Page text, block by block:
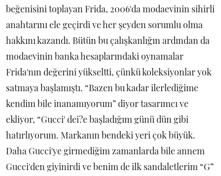
beğenisini toplayan Frida, 2006'da modaevinin sihirli
anahtarını ele geçirdi ve her şeyden sorumlu olma
hakkını kazandı. Bütün bu çalışkanlığın ardından da
modaevinin banka hesaplarındaki oynamalar
Frida'nın değerini yükseltti, çünkü koleksiyonlar yok
satmaya başlamıştı. “Bazen bu kadar ilerlediğime
kendim bile inanamıyorum” diyor tasarımcı ve
ekliyor, “Gucci' dei?e başladığım günü dün gibi
hatırlıyorum. Markanın bendeki yeri çok büyük.
Daha Gucci'ye girmediğim zamanlarda bile annem
Gucci'den giyinirdi ve benim de ilk sandaletlerim “G”